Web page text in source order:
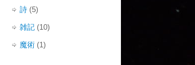
詩 (5)
雑記 (10)
魔術 (1)